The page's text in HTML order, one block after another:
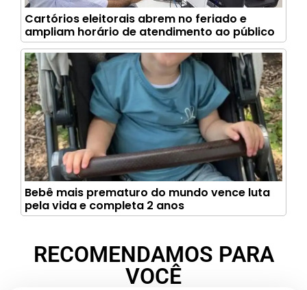
Cartórios eleitorais abrem no feriado e
ampliam horário de atendimento ao público
Bebê mais prematuro do mundo vence luta
pela vida e completa 2 anos
RECOMENDAMOS PARA
VOCÊ